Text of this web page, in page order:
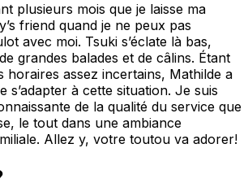
plusieurs mois que je laisse ma
friend quand je ne peux pas
avec moi. Tsuki s’éclate là bas,
grandes balades et de câlins. Étant
horaires assez incertains, Mathilde a
s’adapter à cette situation. Je suis
de la qualité du service que
le tout dans une ambiance
Allez y, votre toutou va adorer!